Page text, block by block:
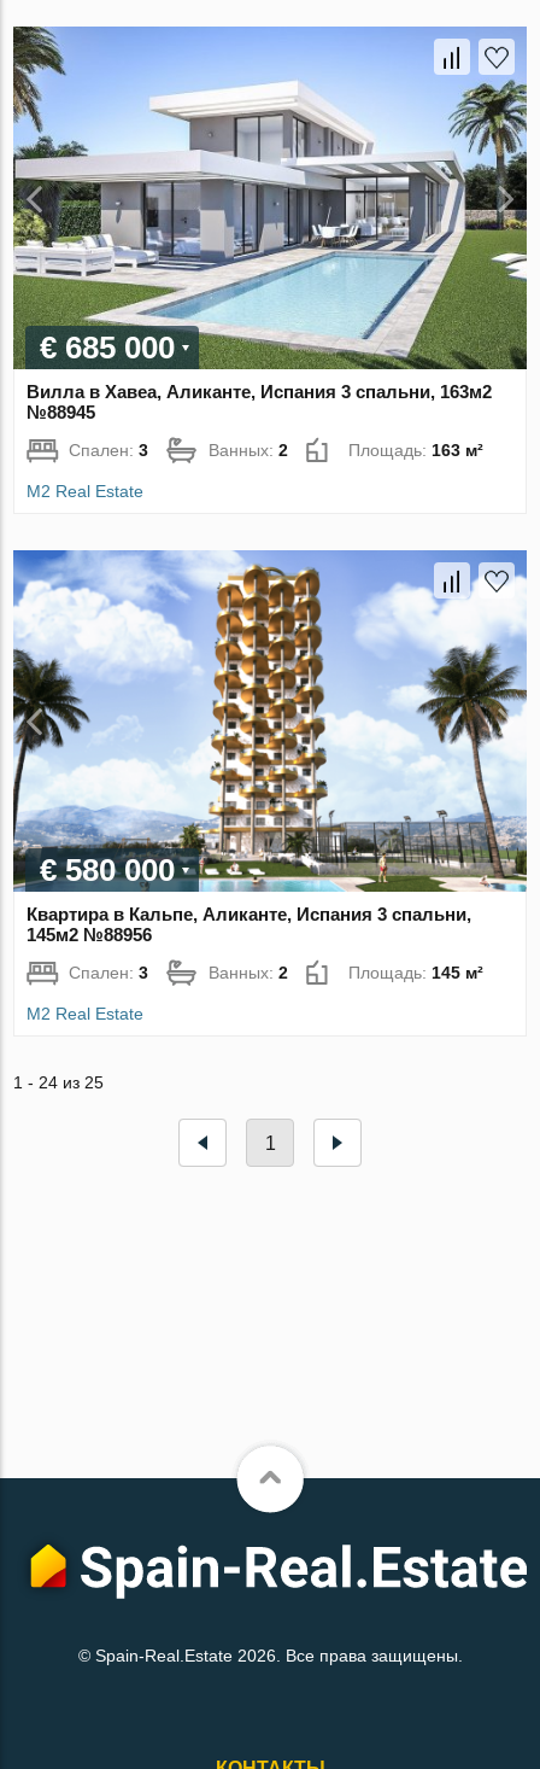
€ 685 000
Вилла в Хавеа, Аликанте, Испания 3 спальни, 163м2
№88945
Спален:3 Ванных:2 Площадь: 163 м²
M2 Real Estate
€ 580 000
Квартира в Кальпе, Аликанте, Испания 3 спальни,
145м2 №88956
Спален:3 Ванных:2 Площадь:145 м²
M2 Real Estate
1 - 24 из 25
1
© Spain-Real.Estate 2026. Все права защищены.